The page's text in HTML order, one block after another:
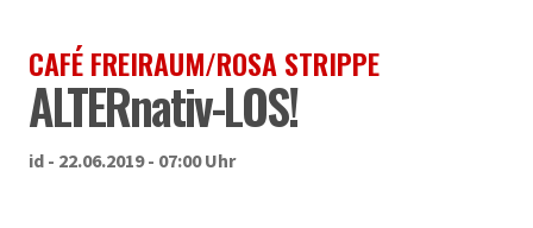
CAFÉ FREIRAUM/ROSA STRIPPE
ALTERnativ-LOS!
id - 22.06.2019 - 07:00 Uhr